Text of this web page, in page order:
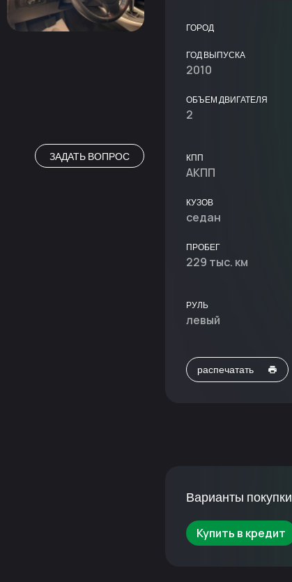
ЗАДАТЬ ВОПРОС
ГОРОД
ГОД ВЫПУСКА
2010
ОБЪЕМ ДВИГАТЕЛЯ
2
КПП
АКПП
КУЗОВ
седан
ПРОБЕГ
229 тыс. км
РУЛЬ
левый
распечатать
Варианты покупки
Купить в кредит